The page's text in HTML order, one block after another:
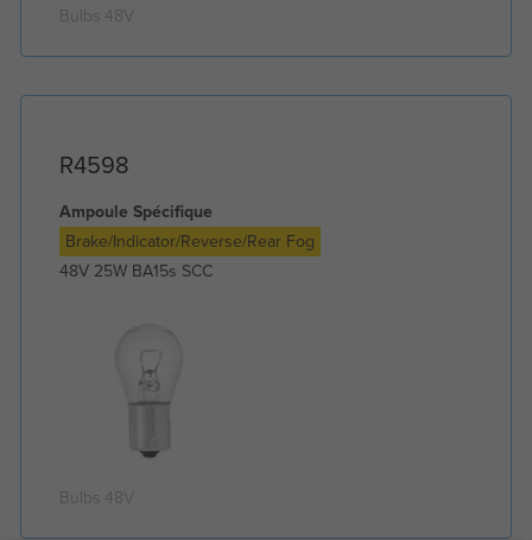
Bulbs 48V
R4598
Ampoule Spécifique
Brake/Indicator/Reverse/Rear Fog
48V 25W BA15s SCC
Bulbs 48V